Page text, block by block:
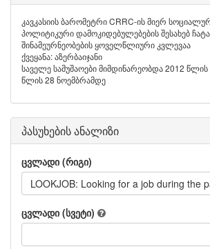
კავკასიის ბარომეტრი CRRC-ის მიერ
პოლიტიკური დამოკიდებულებების შესახებ
შინამეურნეობების ყოველწლიური კვლევაა
ქვეყანა: აზერბაიჯანი
საველე სამუშაოები მიმდინარეობდა 2012
წლის 28 ნოემბრამდე
პასუხების ანალიზი
ცვლადი (რიგი)
LOOKJOB: Looking for a job during the
ცვლადი (სვეტი)